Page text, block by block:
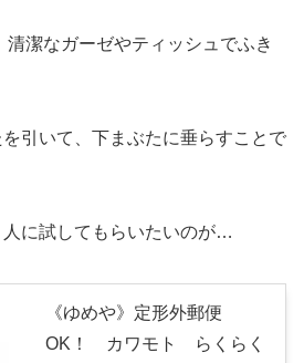
潔なガーゼやティッシュでふき
引いて、下まぶたに垂らすことで
に試してもらいたいのが…
《ゆめや》定形外郵便
OK！ カワモト らくらく